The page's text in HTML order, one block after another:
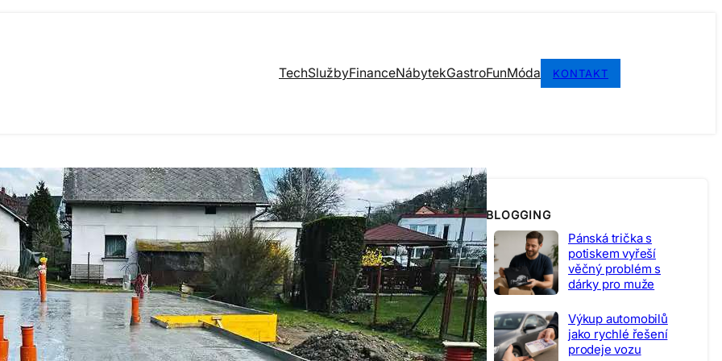
TechSlužbyFinanceNábytekGastroFunMóda KONTAKT
BLOGGING
Pánská trička s
potiskem vyřeší
věčný problém s
dárky pro muže
Výkup automobilů
jako rychlé řešení
prodeje vozu